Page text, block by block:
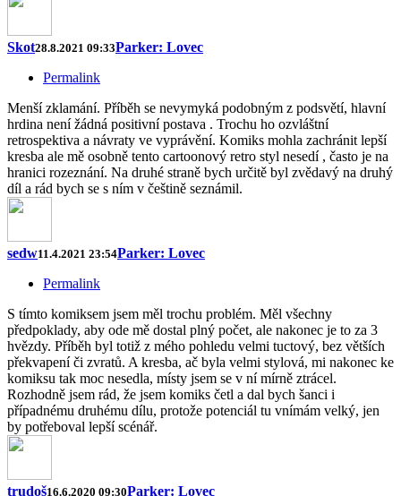
Skot28.8.2021 09:33Parker: Lovec
Permalink
Menší zklamání. Příběh se nevymyká podobným z podsvětí, hlavní
hrdina není žádná positivní postava . Trochu ho ozvláštní
retrospektiva a návraty ve vyprávění. Komiks mohla zachránit lepší
kresba ale mě osobně tento cartoonový retro styl nesedí , často je na
hranici rozeznání. Na druhé straně bych určitě byl zvědavý na druhý
díl a rád bych se s ním v češtině seznámil.
sedw11.4.2021 23:54Parker: Lovec
Permalink
S tímto komiksem jsem měl trochu problém. Měl všechny
předpoklady, aby ode mě dostal plný počet, ale nakonec je to za 3
hvězdy. Příběh byl totiž z mého pohledu velmi tuctový, bez větších
překvapení či zvratů. A kresba, ač byla velmi stylová, mi nakonec ke
komiksu tak moc nesedla, místy jsem se v ní mírně ztrácel.
Rozhodně jsem rád, že jsem komiks četl a dal bych šanci i
případnému druhému dílu, protože potenciál tu vnímám velký, jen
by potřeboval lepší scénář.
trudoš16.6.2020 09:30Parker: Lovec